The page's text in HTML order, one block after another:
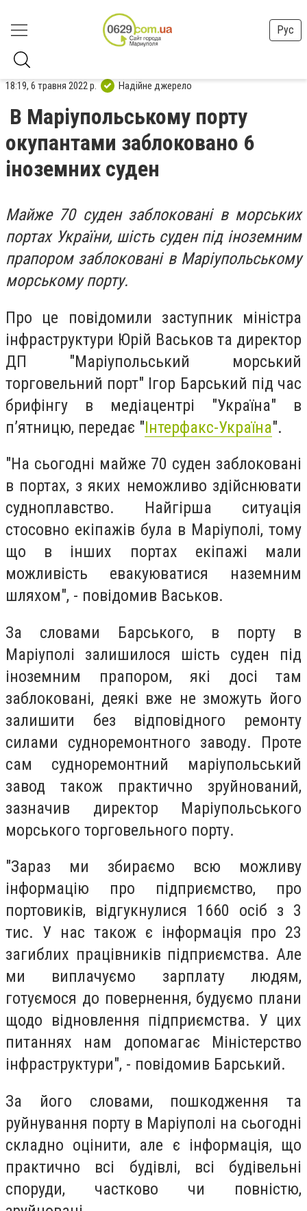
Рус
18:19, 6 травня 2022 р. Надійне джерело
В Маріупольському порту
окупантами заблоковано 6
іноземних суден
Майже 70 суден заблоковані в морських
портах України, шість суден під іноземним
прапором заблоковані в Маріупольському
морському порту.
Про це повідомили заступник міністра
інфраструктури Юрій Васьков та директор
ДП "Маріупольський морський
торговельний порт" Ігор Барський під час
брифінгу в медіацентрі "Україна" в
п’ятницю, передає "Інтерфакс-Україна".
"На сьогодні майже 70 суден заблоковані
в портах, з яких неможливо здійснювати
судноплавство. Найгірша ситуація
стосовно екіпажів була в Маріуполі, тому
що в інших портах екіпажі мали
можливість евакуюватися наземним
шляхом", - повідомив Васьков.
За словами Барського, в порту в
Маріуполі залишилося шість суден під
іноземним прапором, які досі там
заблоковані, деякі вже не зможуть його
залишити без відповідного ремонту
силами судноремонтного заводу. Проте
сам судноремонтний маріупольський
завод також практично зруйнований,
зазначив директор Маріупольського
морського торговельного порту.
"Зараз ми збираємо всю можливу
інформацію про підприємство, про
портовиків, відгукнулися 1660 осіб з 3
тис. У нас також є інформація про 23
загиблих працівників підприємства. Але
ми виплачуємо зарплату людям,
готуємося до повернення, будуємо плани
щодо відновлення підприємства. У цих
питаннях нам допомагає Міністерство
інфраструктури", - повідомив Барський.
За його словами, пошкодження та
руйнування порту в Маріуполі на сьогодні
складно оцінити, але є інформація, що
практично всі будівлі, всі будівельні
споруди, частково чи повністю,